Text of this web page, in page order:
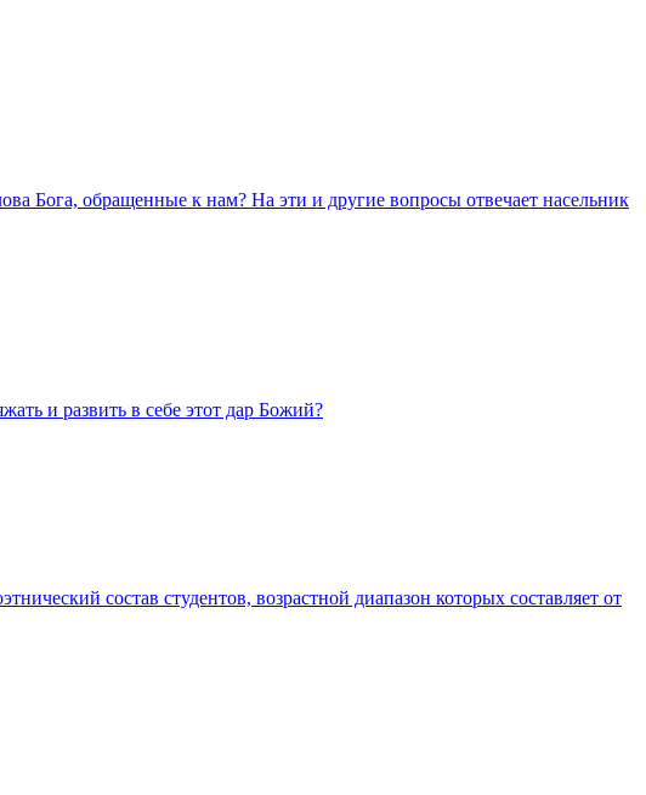
Бога, обращенные к нам? На эти и другие вопросы отвечает насельник
и развить в себе этот дар Божий?
состав студентов, возрастной диапазон которых составляет от